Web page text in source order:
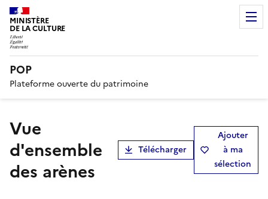
MINISTÈRE
DE LA CULTURE
POP
Plateforme ouverte du patrimoine
Vue
d'ensemble
des arènes
Télécharger
Ajouter
à ma
sélection